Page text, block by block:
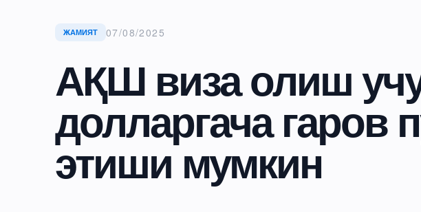
ЖАМИЯТ 07/08/2025
АҚШ виза олиш
долларгача гаров
этиши мумкин